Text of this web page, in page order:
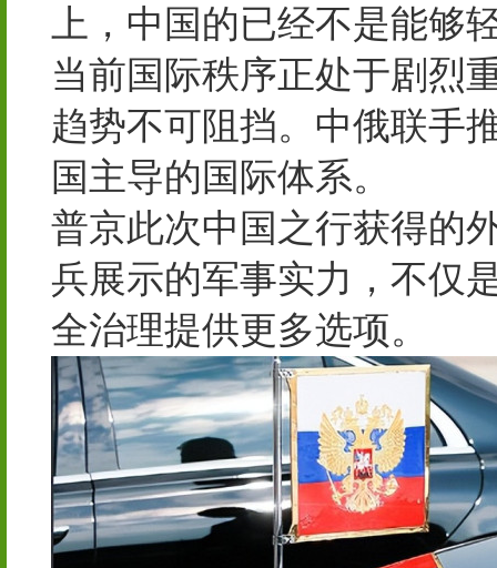
上，中国的已经不是能够
当前国际秩序正处于剧烈
趋势不可阻挡。中俄联手
国主导的国际体系。
普京此次中国之行获得的
兵展示的军事实力，不仅
全治理提供更多选项。